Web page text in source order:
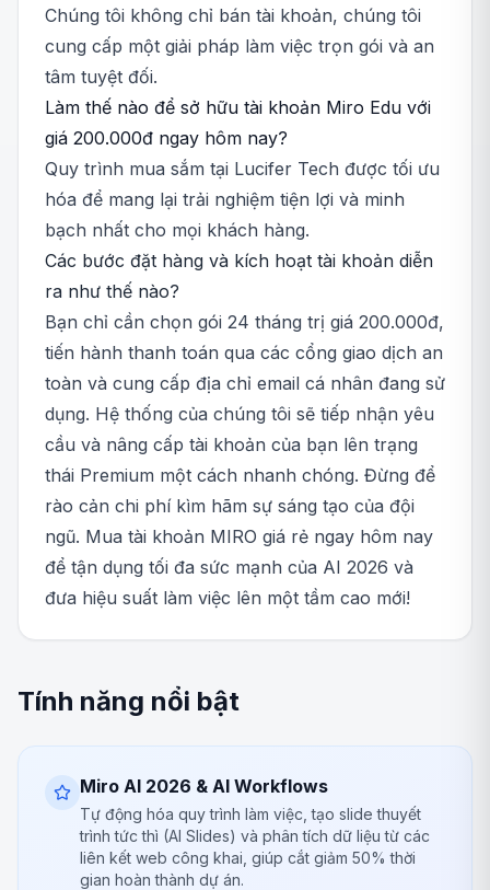
Chúng tôi không chỉ bán tài khoản, chúng tôi
cung cấp một giải pháp làm việc trọn gói và an
tâm tuyệt đối.
Làm thế nào để sở hữu tài khoản Miro Edu với
giá 200.000đ ngay hôm nay?
Quy trình mua sắm tại Lucifer Tech được tối ưu
hóa để mang lại trải nghiệm tiện lợi và minh
bạch nhất cho mọi khách hàng.
Các bước đặt hàng và kích hoạt tài khoản diễn
ra như thế nào?
Bạn chỉ cần chọn gói 24 tháng trị giá 200.000đ,
tiến hành thanh toán qua các cổng giao dịch an
toàn và cung cấp địa chỉ email cá nhân đang sử
dụng. Hệ thống của chúng tôi sẽ tiếp nhận yêu
cầu và nâng cấp tài khoản của bạn lên trạng
thái Premium một cách nhanh chóng. Đừng để
rào cản chi phí kìm hãm sự sáng tạo của đội
ngũ. Mua tài khoản MIRO giá rẻ ngay hôm nay
để tận dụng tối đa sức mạnh của AI 2026 và
đưa hiệu suất làm việc lên một tầm cao mới!
Tính năng nổi bật
Miro AI 2026 & AI Workflows
Tự động hóa quy trình làm việc, tạo slide thuyết
trình tức thì (AI Slides) và phân tích dữ liệu từ các
liên kết web công khai, giúp cắt giảm 50% thời
gian hoàn thành dự án.